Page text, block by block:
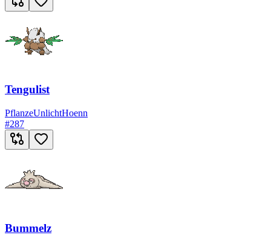
Tengulist
PflanzeUnlichtHoenn
#287
Bummelz